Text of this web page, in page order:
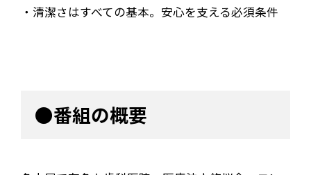
・清潔さはすべての基本。安心を支える必須条件
●番組の概要